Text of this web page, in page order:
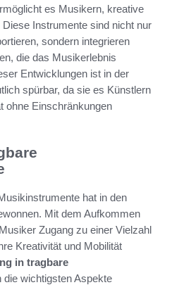
es Musikern, kreative
Instrumente sind nicht nur
sondern integrieren
die das Musikerlebnis
Entwicklungen ist in der
spürbar, da sie es Künstlern
ohne Einschränkungen
hat in den
Mit dem Aufkommen
Zugang zu einer Vielzahl
Kreativität und Mobilität
in tragbare
die wichtigsten Aspekte